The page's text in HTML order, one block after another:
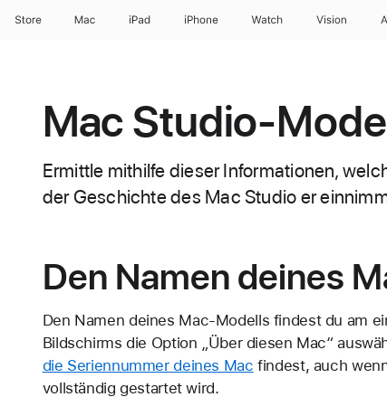
Store Mac iPad iPhone Watch Vision
Mac Studio-
Ermittle mithilfe dieser Informationen,
der Geschichte des Mac Studio er
Den Namen deines
Den Namen deines Mac-Modells findest du am
Bildschirms die Option „Über diesen Mac“
die Seriennummer deines Mac findest, auch
vollständig gestartet wird.